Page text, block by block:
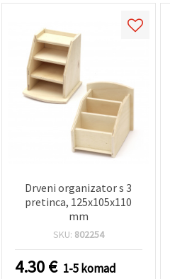
Drveni organizator s 3
pretinca, 125x105x110
mm
SKU: 802254
4.30€ 1-5 komad